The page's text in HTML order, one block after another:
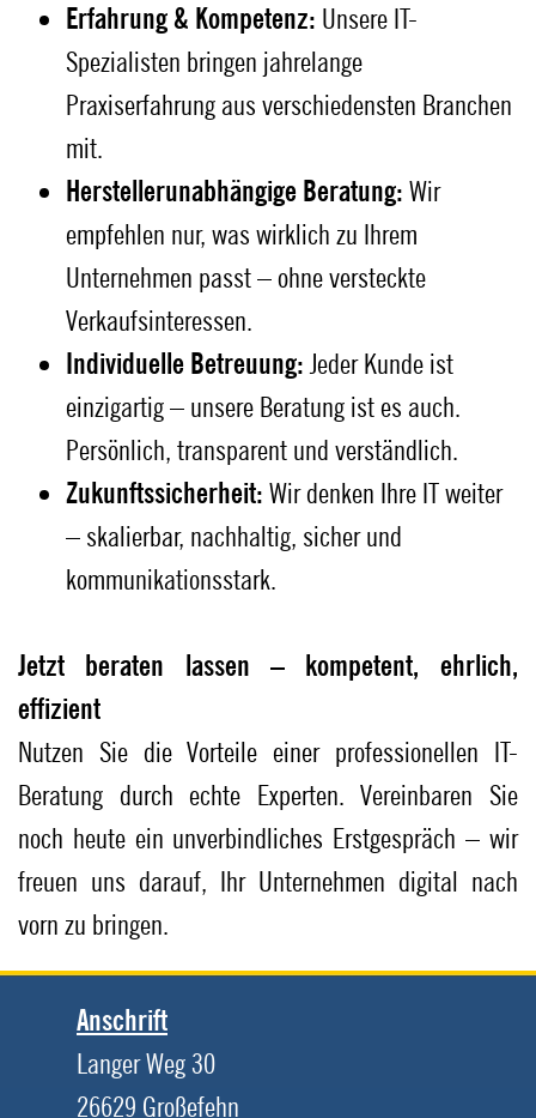
Erfahrung & Kompetenz: Unsere IT-
Spezialisten bringen jahrelange
Praxiserfahrung aus verschiedensten Branchen
mit.
Herstellerunabhängige Beratung: Wir
empfehlen nur, was wirklich zu Ihrem
Unternehmen passt – ohne versteckte
Verkaufsinteressen.
Individuelle Betreuung: Jeder Kunde ist
einzigartig – unsere Beratung ist es auch.
Persönlich, transparent und verständlich.
Zukunftssicherheit: Wir denken Ihre IT weiter
– skalierbar, nachhaltig, sicher und
kommunikationsstark.
Jetzt beraten lassen – kompetent, ehrlich,
effizient
Nutzen Sie die Vorteile einer professionellen IT-
Beratung durch echte Experten. Vereinbaren Sie
noch heute ein unverbindliches Erstgespräch – wir
freuen uns darauf, Ihr Unternehmen digital nach
vorn zu bringen.
Anschrift
Langer Weg 30
26629 Großefehn